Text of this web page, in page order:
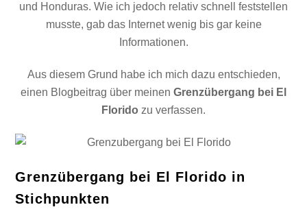
und Honduras. Wie ich jedoch relativ schnell feststellen
musste, gab das Internet wenig bis gar keine
Informationen.
Aus diesem Grund habe ich mich dazu entschieden,
einen Blogbeitrag über meinen Grenzübergang bei El
Florido zu verfassen.
Grenzübergang bei El Florido in
Stichpunkten